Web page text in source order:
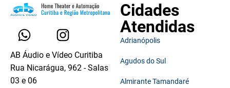
AB Áudio e Vídeo Curitiba
Rua Nicarágua, 962 - Salas
03 e 06
Cidades
Atendidas
Adrianópolis
Agudos do Sul
Almirante Tamandaré